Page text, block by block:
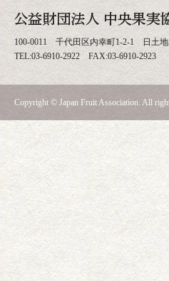
100-0011 千代田区内幸町1-2-1 日土
TEL:03-6910-2922 FAX:03-6910-2923
Copyright © Japan Fruit Association. All